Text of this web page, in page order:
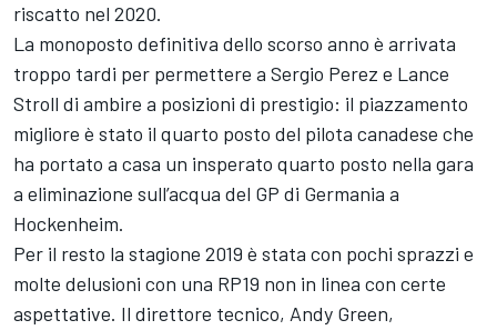
riscatto nel 2020.
La monoposto definitiva dello scorso anno è arrivata
troppo tardi per permettere a Sergio Perez e Lance
Stroll di ambire a posizioni di prestigio: il piazzamento
migliore è stato il quarto posto del pilota canadese che
ha portato a casa un insperato quarto posto nella gara
a eliminazione sull’acqua del GP di Germania a
Hockenheim.
Per il resto la stagione 2019 è stata con pochi sprazzi e
molte delusioni con una RP19 non in linea con certe
aspettative. Il direttore tecnico, Andy Green,